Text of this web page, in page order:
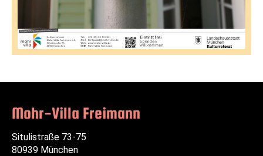
Mohr-Villa Freimann
Situlistraße 73-75
80939 München